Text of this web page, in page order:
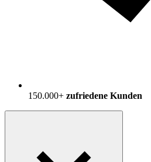
150.000+ zufriedene Kunden